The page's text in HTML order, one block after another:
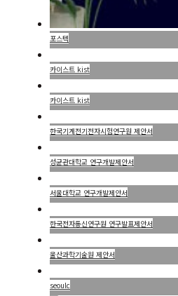
포스텍
카이스트 kist
카이스트 kist
한국기계전기전자시험연구원 제안서
성균관대학교 연구개발제안서
서울대학교 연구개발제안서
한국전자통신연구원 연구발표제안서
울산과학기술원 제안서
seoulc